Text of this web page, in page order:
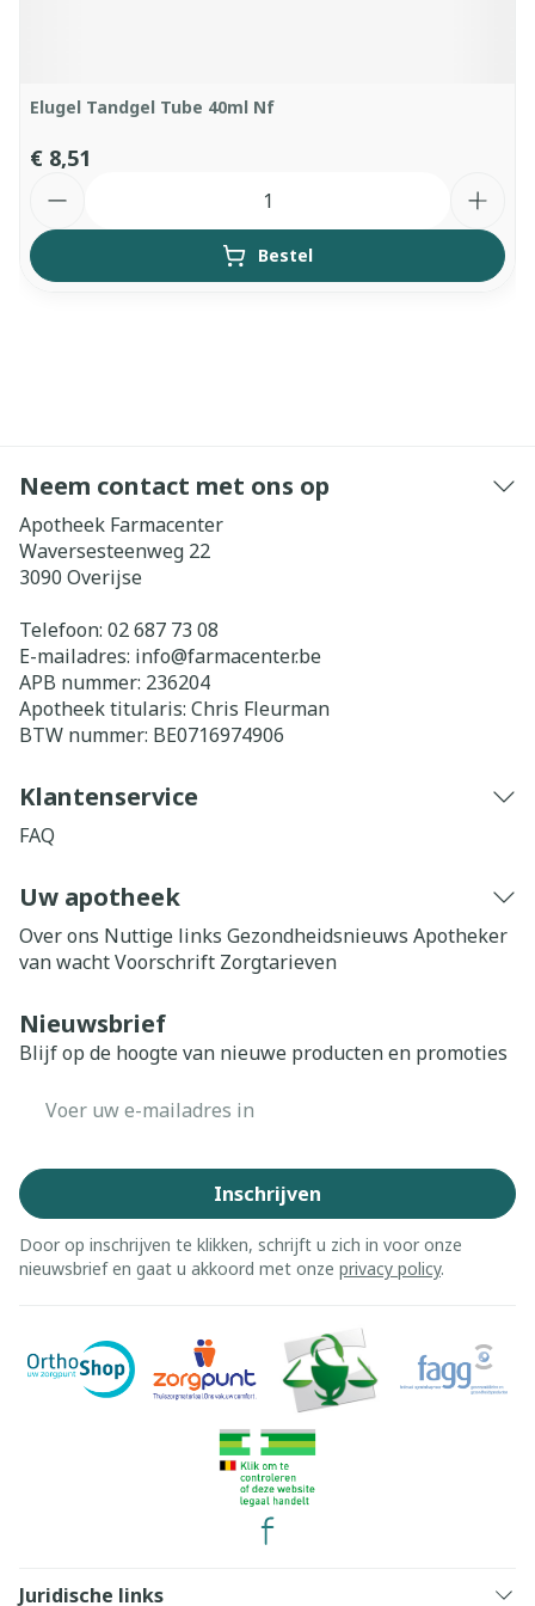
Elugel Tandgel Tube 40ml Nf
€ 8,51
Bestel
Neem contact met ons op
Apotheek Farmacenter
Waversesteenweg 22
3090 Overijse
Telefoon: 02 687 73 08
E-mailadres: info@farmacenter.be
APB nummer: 236204
Apotheek titularis: Chris Fleurman
BTW nummer: BE0716974906
Klantenservice
FAQ
Uw apotheek
Over ons Nuttige links Gezondheidsnieuws Apotheker
van wachtVoorschrift Zorgtarieven
Nieuwsbrief
Blijf op de hoogte van nieuwe producten en promoties
Inschrijven
Door op inschrijven te klikken, schrijft u zich in voor onze
nieuwsbrief en gaat u akkoord met onze privacy policy.
Juridische links